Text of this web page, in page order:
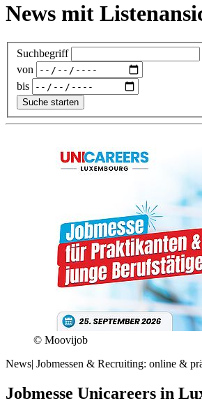
News mit
Suchbegriff
von
bis
© Moovijob
News| Jobmessen & Recruiting: online &
Jobmesse Unicareers in